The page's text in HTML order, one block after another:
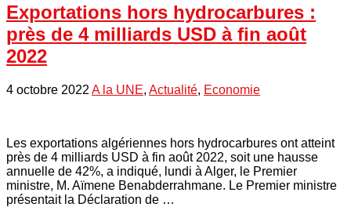
Exportations hors hydrocarbures :
près de 4 milliards USD à fin août
2022
4 octobre 2022 A la UNE, Actualité, Economie
Les exportations algériennes hors hydrocarbures ont atteint
près de 4 milliards USD à fin août 2022, soit une hausse
annuelle de 42%, a indiqué, lundi à Alger, le Premier
ministre, M. Aïmene Benabderrahmane. Le Premier ministre
présentait la Déclaration de …